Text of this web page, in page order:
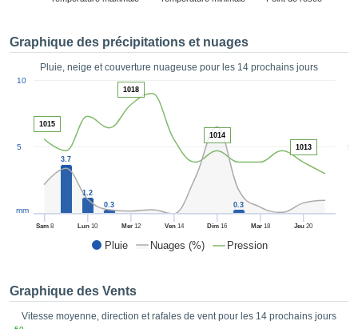
des
de
sur
ACCEPTER
PARAMÈTRES
Graphique des précipitations et nuages
Pluie, neige et couverture nuageuse pour les 14 prochains jours
Pluie Nuages (%) Pression
50
Sam8 Lun 10 Mer12 Ven14 Dim 16 Mar18 Jeu 20
5
10
mm
3.7
1.2
0.3
0.3
1015
1018
1014
1013
Graphique des Vents
Vitesse moyenne, direction et rafales de vent pour les 14 prochains jours